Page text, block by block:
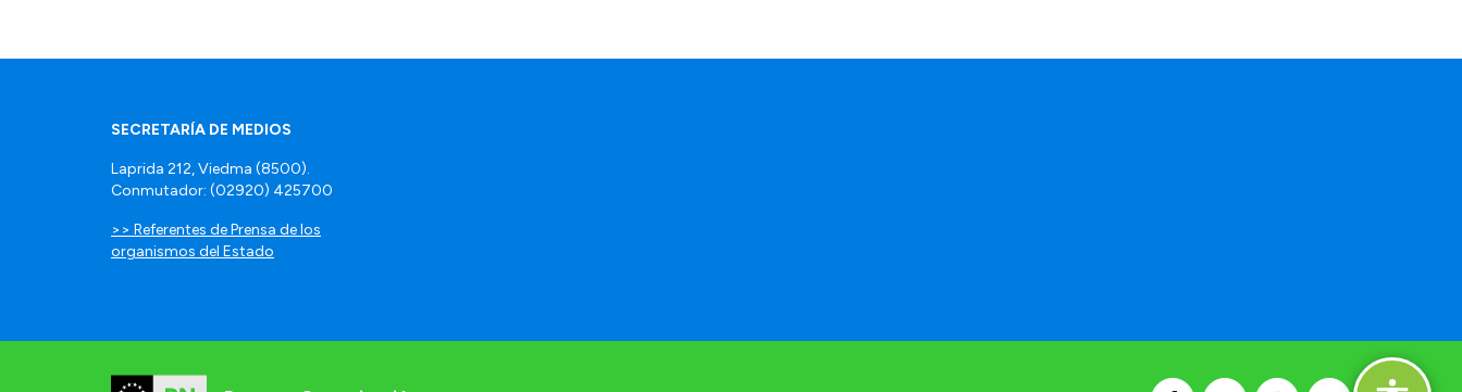
SECRETARÍA DE MEDIOS
Laprida 212, Viedma (8500).
Conmutador: (02920) 425700
>> Referentes de Prensa de los
organismos del Estado